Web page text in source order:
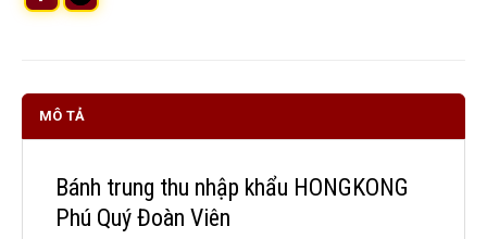
MÔ TẢ
Bánh trung thu nhập khẩu HONGKONG
Phú Quý Đoàn Viên